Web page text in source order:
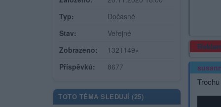
Typ:
Dočasné
Stav:
Veřejné
Zobrazeno:
1321149×
Příspěvků:
8677
TOTO TÉMA SLEDUJÍ (25)